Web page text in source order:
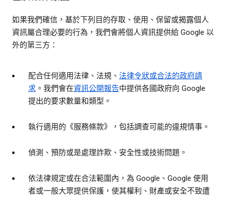
如果我們確信，基於下列目的存取、使用、保留或揭露個人
資訊屬合理必要的行為，我們會將個人資訊提供給 Google 以
外的第三方：
配合任何適用法律、法規、 法律令狀或合法的政府請
求 。我們會在資訊公開報告中提供各國政府向 Google
提出的要求數量和類型。
執行適用的《服務條款》，包括調查可能的違規情事。
偵測、預防或是處理詐欺、安全性或技術問題。
依法律規定或在合法範圍內，為 Google、Google 使用
者或一般大眾提供保護，使其權利、財產或安全不致遭